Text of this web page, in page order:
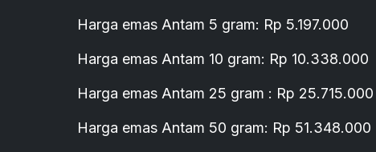
Harga emas Antam 5 gram: Rp 5.197.000
Harga emas Antam 10 gram: Rp 10.338.000
Harga emas Antam 25 gram : Rp 25.715.000
Harga emas Antam 50 gram: Rp 51.348.000